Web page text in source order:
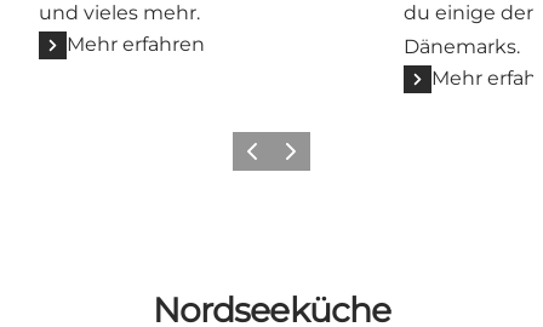
und vieles mehr.
Mehr erfahren
du einige der
Dänemarks.
Mehr
ZurückWeiter
Nordseeküche